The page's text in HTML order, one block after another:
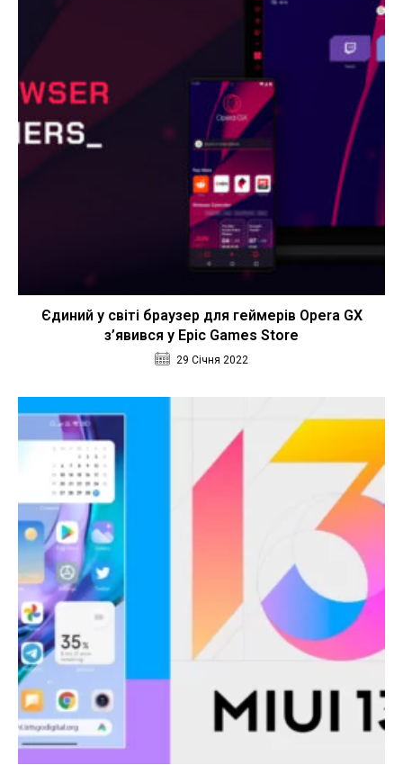
Єдиний у світі браузер для геймерів Opera GX
з’явився у Epic Games Store
29 Січня 2022